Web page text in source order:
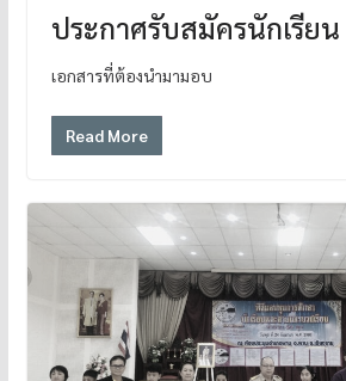
ประกาศรับสมัครนักเรียน
เอกสารที่ต้องนำมามอบ
Read More